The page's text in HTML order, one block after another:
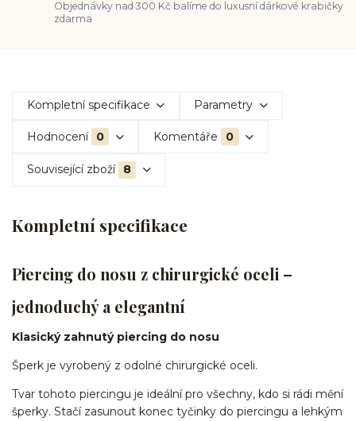
Objednávky nad 300 Kč balíme do luxusní dárkové krabičky
zdarma
Kompletní specifikace Parametry
Hodnocení 0 Komentáře 0
Související zboží 8
Kompletní specifikace
Piercing do nosu z chirurgické oceli –
jednoduchý a elegantní
Klasický zahnutý piercing do nosu
Šperk je vyrobený z odolné chirurgické oceli.
Tvar tohoto piercingu je ideální pro všechny, kdo si rádi mění
šperky. Stačí zasunout konec tyčinky do piercingu a lehkým